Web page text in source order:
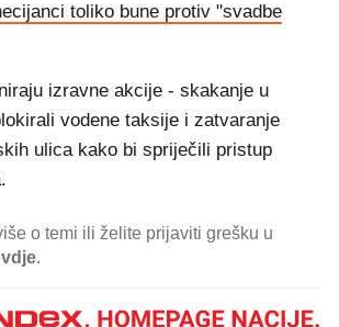
toliko bune protiv "svadbe
izravne akcije - skakanje u
vodene taksije i zatvaranje
ulica kako bi spriječili pristup
o temi ili želite prijaviti grešku u
.